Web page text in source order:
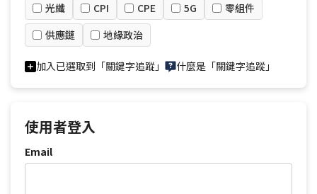
光纖
CPI CPE 5G
零組件
供應鏈
地緣政治
加入已選取到「關鍵字追蹤」 什麼是「關鍵字追蹤」
使用者登入
Email